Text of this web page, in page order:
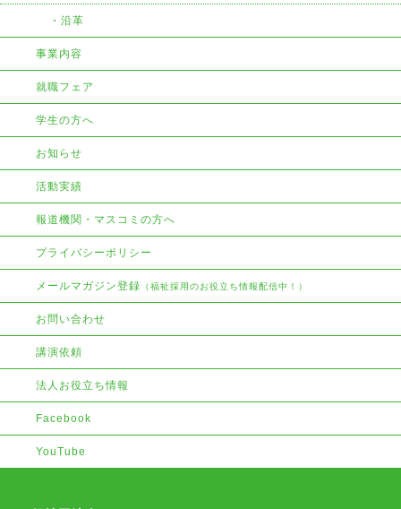
沿革
事業内容
就職フェア
学生の方へ
お知らせ
活動実績
報道機関・マスコミの方へ
プライバシーポリシー
メールマガジン登録 （福祉採用のお役立ち情報配信中！）
お問い合わせ
講演依頼
法人お役立ち情報
Facebook
YouTube